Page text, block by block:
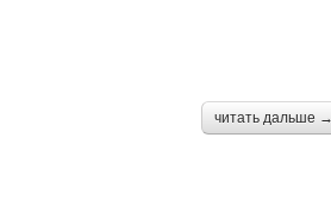
читать дальше →